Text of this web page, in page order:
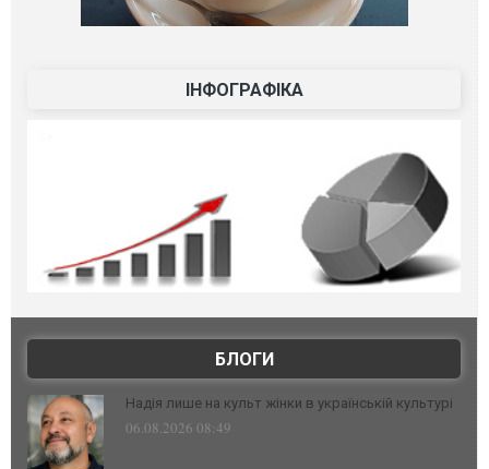
ІНФОГРАФІКА
БЛОГИ
Надія лише на культ жінки в українській культурі
06.08.2026 08:49